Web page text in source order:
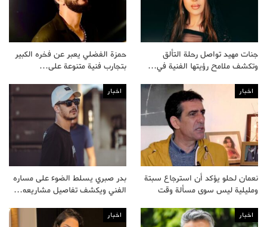
جنات مهيد تواصل رحلة التألق
وتكشف ملامح رؤيتها الفنية في…
حمزة الفضلي يعبر عن فخره الكبير
بتجارب فنية متنوعة على…
اخبار
نعمان لحلو يؤكد أن استرجاع سبتة
ومليلية ليس سوى مسألة وقت
اخبار
بدر صبري يسلط الضوء على مساره
الفني ويكشف تفاصيل مشاريعه…
اخبار اخبار